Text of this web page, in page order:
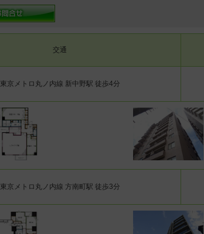
交通
東京メトロ丸ノ内線 新中野駅 徒歩4分
東京メトロ丸ノ内線 方南町駅 徒歩3分